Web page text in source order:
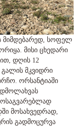
მიმდებარედ, სოფელ
მისი ცხედარი
დღის 12
გალის მკვიდრი
ორსანტიაში
მოსახვედრად,
გადმოცურვა